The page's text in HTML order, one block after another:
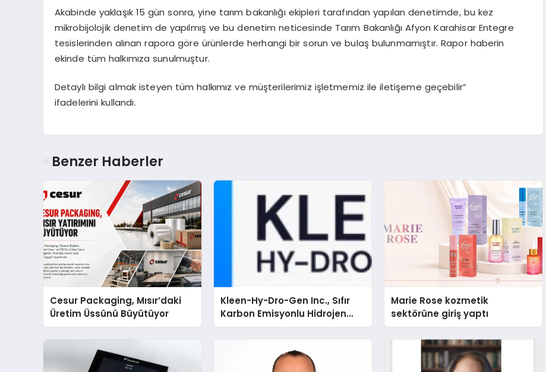
Akabinde yaklaşık 15 gün sonra, yine tarım bakanlığı ekipleri tarafından yapılan denetimde, bu kez
mikrobijolojik denetim de yapılmış ve bu denetim neticesinde Tarım Bakanlığı Afyon Karahisar Entegre
tesislerinden alınan rapora göre ürünlerde herhangi bir sorun ve bulaş bulunmamıştır. Rapor haberin
ekinde tüm halkımıza sunulmuştur.
Detaylı bilgi almak isteyen tüm halkımız ve müşterilerimiz işletmemiz ile iletişeme geçebilir”
ifadelerini kullandı.
Benzer Haberler
Cesur Packaging, Mısır’daki
Üretim Üssünü Büyütüyor
Kleen-Hy-Dro-Gen Inc., Sıfır
Karbon Emisyonlu Hidrojen
Isıtma Teknolojisinde ISO ve
TSSA Düzenleyici Onaylarını
Marie Rose kozmetik
sektörüne giriş yaptı